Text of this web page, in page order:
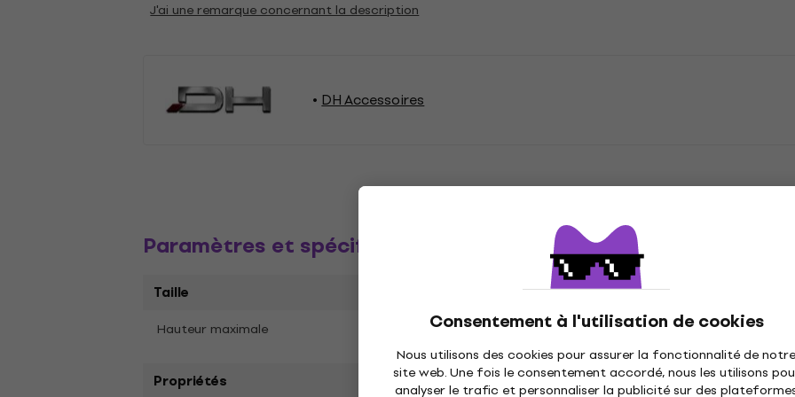
Consentement à l'utilisation de cookies
Nous utilisons des cookies pour assurer la fonctionnalité de notre
site web. Une fois le consentement accordé, nous les utilisons
analyser le trafic et personnaliser la publicité sur des
J'ai une remarque concernant la description
DH Accessoires
Paramètres et spécifications
Taille
Hauteur maximale Hauteur minimum
Propriétés